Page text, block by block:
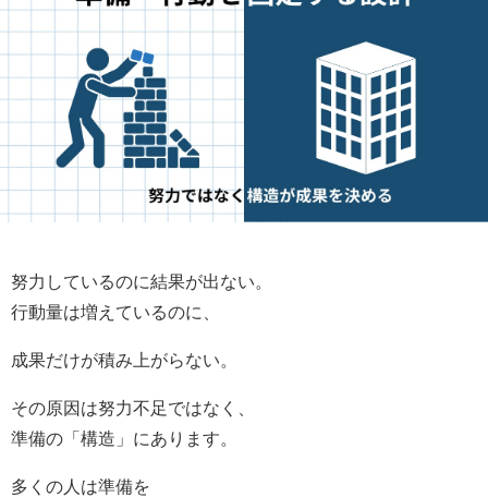
努力しているのに結果が出ない。
行動量は増えているのに、
成果だけが積み上がらない。
その原因は努力不足ではなく、
準備の「構造」にあります。
多くの人は準備を